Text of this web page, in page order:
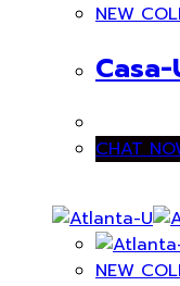
NEW
Casa-
CHAT
NEW